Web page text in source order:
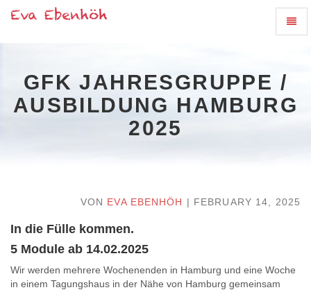
Hamburg
2025
Ein-/
GFK JAHRESGRUPPE /
AUSBILDUNG HAMBURG
2025
VON EVA EBENHÖH | FEBRUARY 14, 2025
In die Fülle kommen.
5 Module ab 14.02.2025
Wir werden mehrere Wochenenden in Hamburg und eine Woche
in einem Tagungshaus in der Nähe von Hamburg gemeinsam